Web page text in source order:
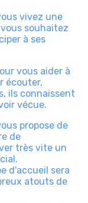
vivez une
souhaitez
à ses
vous aider à
écouter,
ils connaissent
vécue.
propose de
de
très vite un
d'accueil sera
atouts de